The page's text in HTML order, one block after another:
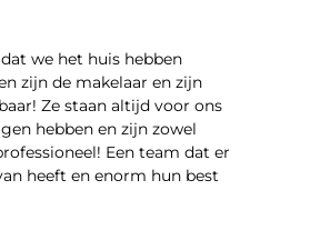
we het huis hebben
zijn de makelaar en zijn
Ze staan altijd voor ons
hebben en zijn zowel
Een team dat er
heeft en enorm hun best